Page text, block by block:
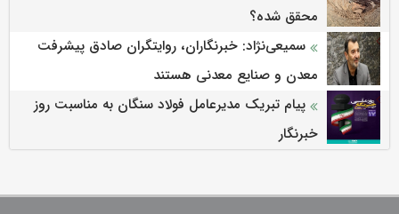
محقق شده؟
سمیعی‌نژاد: خبرنگاران، روایتگران صادق پیشرفت
معدن و صنایع معدنی هستند
پیام تبریک مدیرعامل فولاد سنگان به مناسبت روز
خبرنگار